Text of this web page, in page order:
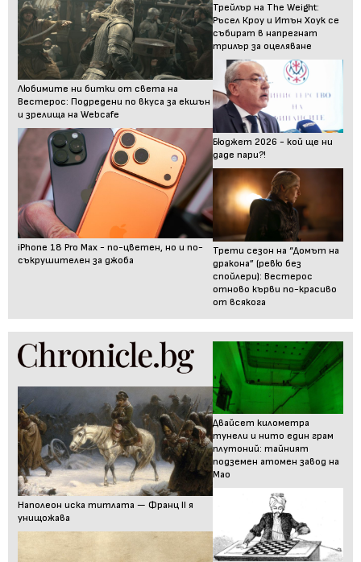
Любимите ни битки от света на
Вестерос: Подредени по вкуса за екшън
и зрелища на Webcafe
iPhone 18 Pro Max - по-цветен, но и по-
съкрушителен за джоба
Трейлър на The Weight:
Ръсел Кроу и Итън Хоук се
събират в напрегнат
трилър за оцеляване
Бюджет 2026 - кой ще ни
даде пари?!
Трети сезон на “Домът на
дракона” (ревю без
спойлери): Вестерос
отново кърви по-красиво
от всякога
Наполеон иска титлата — Франц II я
унищожава
Двайсет километра
тунели и нито един грам
плутоний: тайният
подземен атомен завод на
Мао